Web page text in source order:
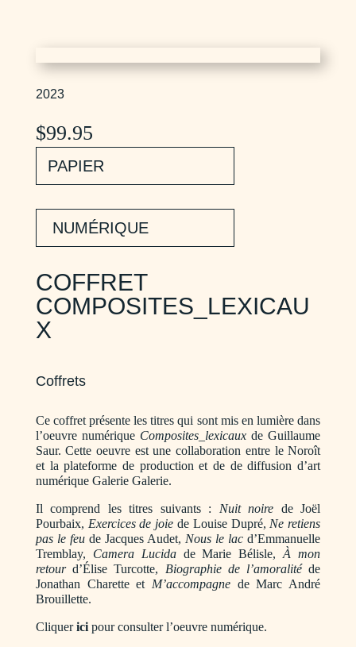
2023
$99.95
PAPIER
NUMÉRIQUE
COFFRET
COMPOSITES_LEXICAU
X
Coffrets
Ce coffret présente les titres qui sont mis en lumière dans
l’oeuvre numérique Composites_lexicaux de Guillaume
Saur. Cette oeuvre est une collaboration entre le Noroît
et la plateforme de production et de de diffusion d’art
numérique Galerie Galerie.
Il comprend les titres suivants : Nuit noire de Joël
Pourbaix, Exercices de joie de Louise Dupré, Ne retiens
pas le feude Jacques Audet, Nous le lac d’Emmanuelle
Tremblay, Camera Lucidade Marie Bélisle,À mon
retourd’Élise Turcotte, Biographie de l’amoralitéde
Jonathan Charette et M’accompagne de Marc André
Brouillette.
Cliquerici pour consulter l’oeuvre numérique.